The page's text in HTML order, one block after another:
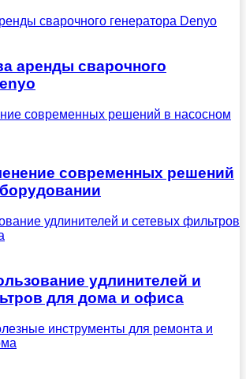
сварочного генератора Denyo
аренды сварочного
современных решений в насосном
современных решений
удлинителей и сетевых фильтров
удлинителей и
для дома и офиса
инструменты для ремонта и